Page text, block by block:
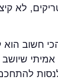
לא
חשוב הוא
שיושב